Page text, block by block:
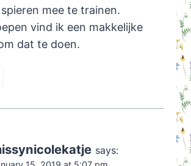
mee te trainen.
vind ik een makkelijke
dat te doen.
says: